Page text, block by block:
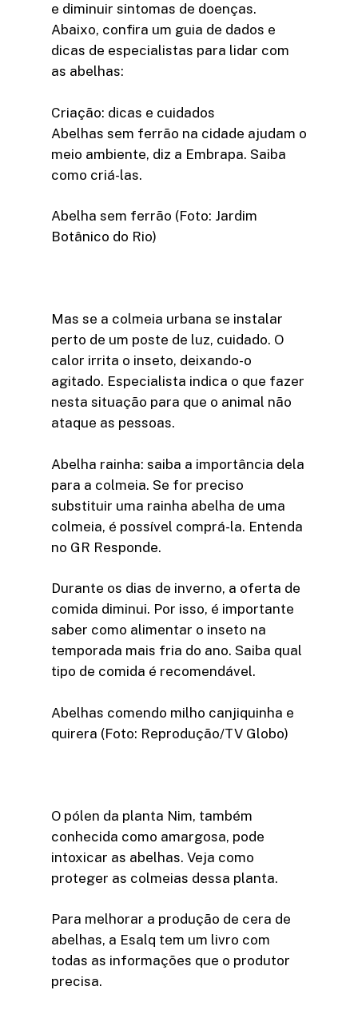
e diminuir sintomas de doenças.
Abaixo, confira um guia de dados e
dicas de especialistas para lidar com
as abelhas:
Criação: dicas e cuidados
Abelhas sem ferrão na cidade ajudam o
meio ambiente, diz a Embrapa. Saiba
como criá-las.
Abelha sem ferrão (Foto: Jardim
Botânico do Rio)
Mas se a colmeia urbana se instalar
perto de um poste de luz, cuidado. O
calor irrita o inseto, deixando-o
agitado. Especialista indica o que fazer
nesta situação para que o animal não
ataque as pessoas.
Abelha rainha: saiba a importância dela
para a colmeia. Se for preciso
substituir uma rainha abelha de uma
colmeia, é possível comprá-la. Entenda
no GR Responde.
Durante os dias de inverno, a oferta de
comida diminui. Por isso, é importante
saber como alimentar o inseto na
temporada mais fria do ano. Saiba qual
tipo de comida é recomendável.
Abelhas comendo milho canjiquinha e
quirera (Foto: Reprodução/TV Globo)
O pólen da planta Nim, também
conhecida como amargosa, pode
intoxicar as abelhas. Veja como
proteger as colmeias dessa planta.
Para melhorar a produção de cera de
abelhas, a Esalq tem um livro com
todas as informações que o produtor
precisa.